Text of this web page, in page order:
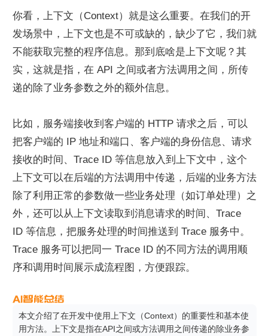
你看，上下文（Context）就是这么重要。在我们的开
发场景中，上下文也是不可或缺的，缺少了它，我们就
不能获取完整的程序信息。那到底啥是上下文呢？其
实，这就是指，在 API 之间或者方法调用之间，所传
递的除了业务参数之外的额外信息。
比如，服务端接收到客户端的 HTTP 请求之后，可以
把客户端的 IP 地址和端口、客户端的身份信息、请求
接收的时间、Trace ID 等信息放入到上下文中，这个
上下文可以在后端的方法调用中传递，后端的业务方法
除了利用正常的参数做一些业务处理（如订单处理）之
外，还可以从上下文读取到消息请求的时间、Trace
ID 等信息，把服务处理的时间推送到 Trace 服务中。
Trace 服务可以把同一 Trace ID 的不同方法的调用顺
序和调用时间展示成流程图，方便跟踪。
本文介绍了在开发中使用上下文（Context）的重要性和基本使
用方法。上下文是指在API之间或方法调用之间传递的除业务参